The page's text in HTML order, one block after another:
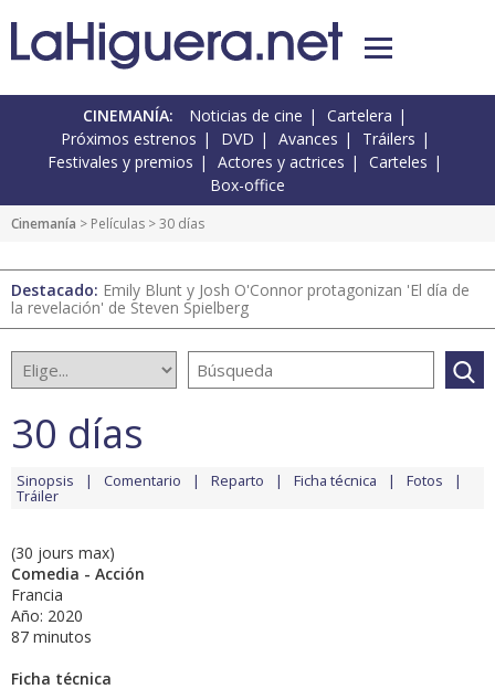
CINEMANÍA: Noticias de cine
Cartelera
Próximos estrenos
DVD Avances
Tráilers
Festivales y premios
Actores y actrices
Carteles
Box-office
Cinemanía > Películas > 30 días
Destacado: Emily Blunt y Josh O'Connor protagonizan 'El día de
la revelación' de Steven Spielberg
30 días
Sinopsis Comentario Reparto Ficha técnica Fotos
Tráiler
(30 jours max)
Comedia - Acción
Francia
Año: 2020
87 minutos
Ficha técnica